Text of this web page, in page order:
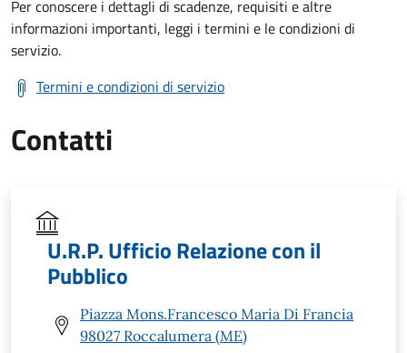
Per conoscere i dettagli di scadenze, requisiti e altre
informazioni importanti, leggi i termini e le condizioni di
servizio.
Termini e condizioni di servizio
Contatti
U.R.P. Ufficio Relazione con il
Pubblico
Piazza Mons.Francesco Maria Di Francia
98027 Roccalumera (ME)